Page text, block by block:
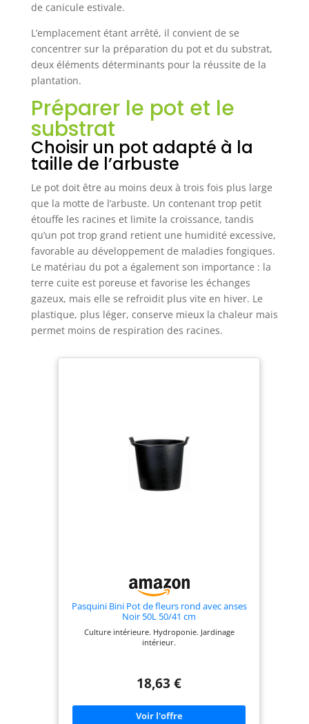
de canicule estivale.
L’emplacement étant arrêté, il convient de se
concentrer sur la préparation du pot et du substrat,
deux éléments déterminants pour la réussite de la
plantation.
Préparer le pot et le
substrat
Choisir un pot adapté à la
taille de l’arbuste
Le pot doit être au moins deux à trois fois plus large
que la motte de l’arbuste. Un contenant trop petit
étouffe les racines et limite la croissance, tandis
qu’un pot trop grand retient une humidité excessive,
favorable au développement de maladies fongiques.
Le matériau du pot a également son importance : la
terre cuite est poreuse et favorise les échanges
gazeux, mais elle se refroidit plus vite en hiver. Le
plastique, plus léger, conserve mieux la chaleur mais
permet moins de respiration des racines.
Pasquini Bini Pot de fleurs rond avec anses
Noir 50L 50/41 cm
Culture intérieure. Hydroponie. Jardinage
intérieur.
18,63 €